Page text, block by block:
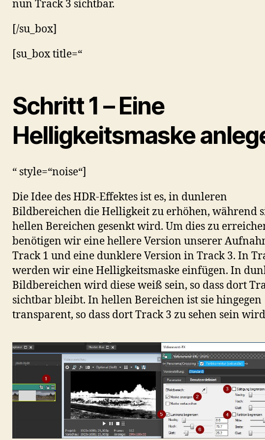
nun Track 3 sichtbar.
[/su_box]
[su_box title=“
Schritt 1 – Eine
Helligkeitsmaske
“ style=“noise“]
Die Idee des HDR-Effektes ist es, in dunleren
Bildbereichen die Helligkeit zu erhöhen, während
hellen Bereichen gesenkt wird. Um dies zu
benötigen wir eine hellere Version unserer
Track 1 und eine dunklere Version in Track 3. In
werden wir eine Helligkeitsmaske einfügen. In
Bildbereichen wird diese weiß sein, so dass dort
sichtbar bleibt. In hellen Bereichen ist sie hingegen
transparent, so dass dort Track 3 zu sehen sein